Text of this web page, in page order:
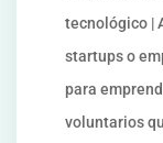
tecnológico |
startups o
para
voluntarios